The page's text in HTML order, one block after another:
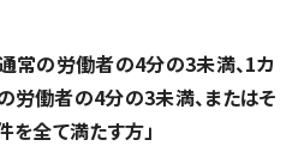
常の労働者の4分の3未満、1カ
働者の4分の3未満、またはそ
全て満たす方」